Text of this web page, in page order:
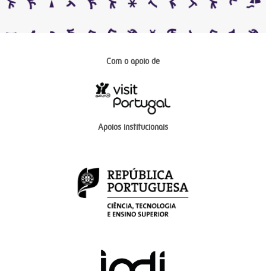
Com o apoio de
Apoios institucionais